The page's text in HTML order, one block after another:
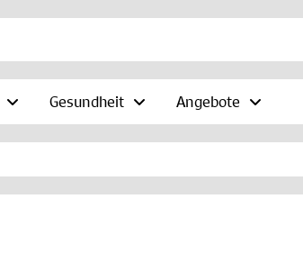
Gesundheit Angebote